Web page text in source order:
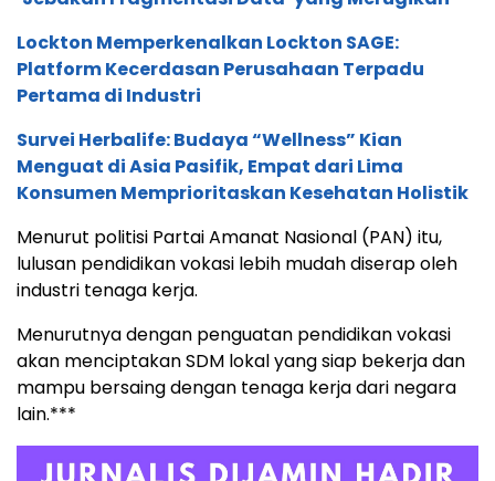
Lockton Memperkenalkan Lockton SAGE:
Platform Kecerdasan Perusahaan Terpadu
Pertama di Industri
Survei Herbalife: Budaya “Wellness” Kian
Menguat di Asia Pasifik, Empat dari Lima
Konsumen Memprioritaskan Kesehatan Holistik
Menurut politisi Partai Amanat Nasional (PAN) itu,
lulusan pendidikan vokasi lebih mudah diserap oleh
industri tenaga kerja.
Menurutnya dengan penguatan pendidikan vokasi
akan menciptakan SDM lokal yang siap bekerja dan
mampu bersaing dengan tenaga kerja dari negara
lain.***